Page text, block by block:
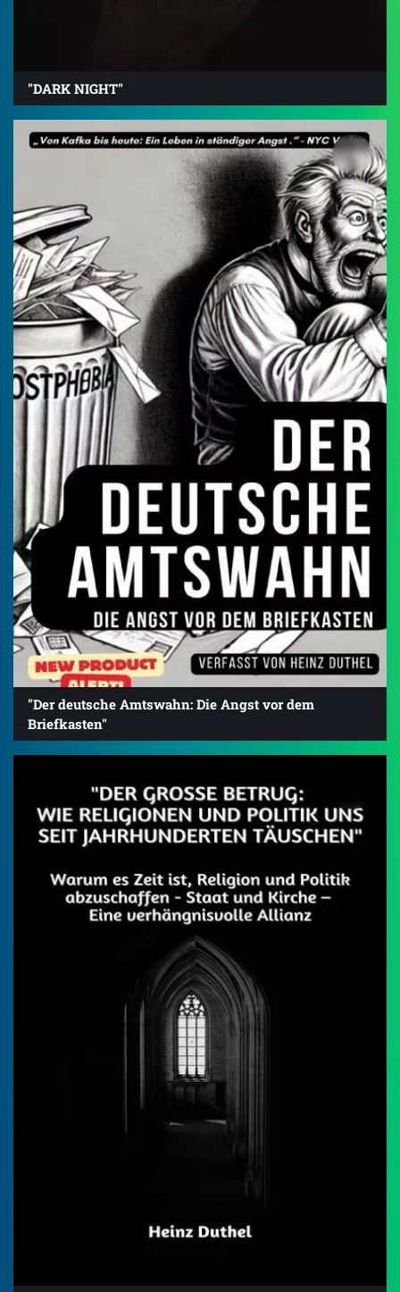
"DARK NIGHT"
"Der deutsche Amtswahn: Die Angst vor dem
Briefkasten"